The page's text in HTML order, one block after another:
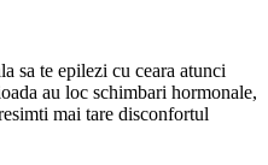
sa te epilezi cu ceara atunci
au loc schimbari hormonale,
mai tare disconfortul